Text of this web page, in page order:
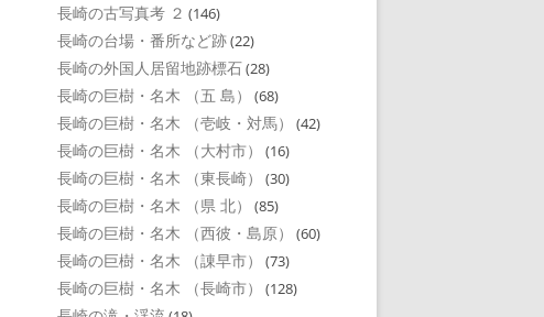
長崎の古写真考 ２ (146)
長崎の台場・番所など跡(22)
長崎の外国人居留地跡標石(28)
長崎の巨樹・名木 （五 島） (68)
長崎の巨樹・名木 （壱岐・対馬） (42)
長崎の巨樹・名木 （大村市） (16)
長崎の巨樹・名木 （東長崎） (30)
長崎の巨樹・名木 （県 北） (85)
長崎の巨樹・名木 （西彼・島原） (60)
長崎の巨樹・名木 （諌早市） (73)
長崎の巨樹・名木 （長崎市） (128)